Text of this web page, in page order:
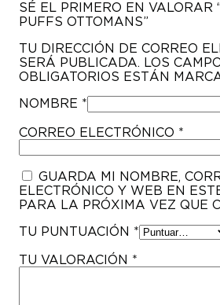
SÉ EL PRIMERO EN VALORAR
PUFFS OTTOMANS”
TU DIRECCIÓN DE CORREO
SERÁ PUBLICADA. LOS
OBLIGATORIOS ESTÁN
NOMBRE *
CORREO ELECTRÓNICO *
GUARDA MI NOMBRE,
ELECTRÓNICO Y WEB EN
PARA LA PRÓXIMA VEZ QUE
TU PUNTUACIÓN *
TU VALORACIÓN *